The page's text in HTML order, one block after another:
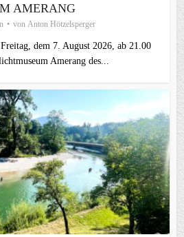
AMERANG
von Anton Hötzelsperger
dem 7. August 2026, ab 21.00
Amerang des...